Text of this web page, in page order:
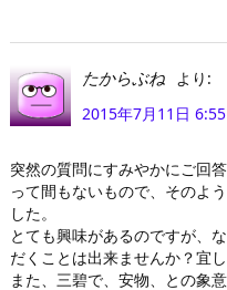
たからぶね
より:
2015年7月11日
突然の質問にすみやかにご回
って間もないもので、そのよ
した。
とても興味があるのですが、
だくことは出来ませんか？宜
また、三碧で、安物、との象